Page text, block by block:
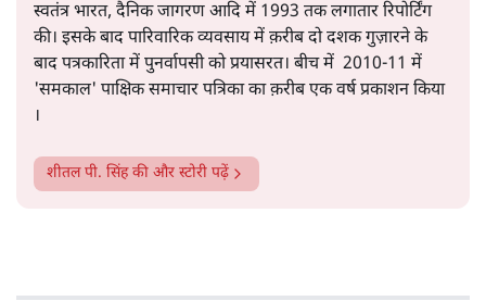
स्वतंत्र भारत, दैनिक जागरण आदि में 1993 तक लगातार रिपोर्टिंग
की। इसके बाद पारिवारिक व्यवसाय में क़रीब दो दशक गुज़ारने के
बाद पत्रकारिता में पुनर्वापसी को प्रयासरत। बीच में 2010-11 में
'समकाल' पाक्षिक समाचार पत्रिका का क़रीब एक वर्ष प्रकाशन किया
।
शीतल पी. सिंहकी और स्टोरी पढ़ें